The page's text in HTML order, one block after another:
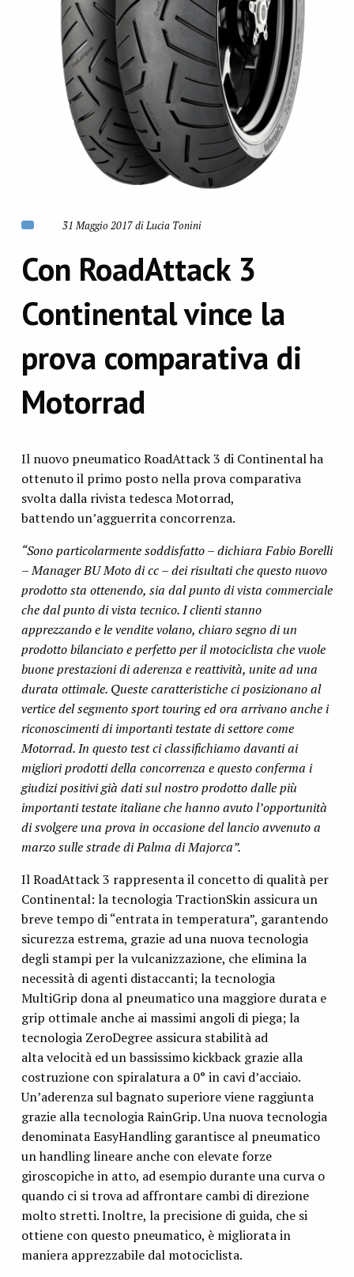
31 Maggio 2017 di Lucia Tonini
Con RoadAttack 3
Continental vince la
prova comparativa di
Motorrad
Il nuovo pneumatico RoadAttack 3 di Continental ha
ottenuto il primo posto nella prova comparativa
svolta dalla rivista tedesca Motorrad,
battendo un’agguerrita concorrenza.
“Sono particolarmente soddisfatto – dichiara Fabio Borelli
– Manager BU Moto di cc – dei risultati che questo nuovo
prodotto sta ottenendo, sia dal punto di vista commerciale
che dal punto di vista tecnico. I clienti stanno
apprezzando e le vendite volano, chiaro segno di un
prodotto bilanciato e perfetto per il motociclista che vuole
buone prestazioni di aderenza e reattività, unite ad una
durata ottimale. Queste caratteristiche ci posizionano al
vertice del segmento sport touring ed ora arrivano anche i
riconoscimenti di importanti testate di settore come
Motorrad. In questo test ci classifichiamo davanti ai
migliori prodotti della concorrenza e questo conferma i
giudizi positivi già dati sul nostro prodotto dalle più
importanti testate italiane che hanno avuto l’opportunità
di svolgere una prova in occasione del lancio avvenuto a
marzo sulle strade di Palma di Majorca”.
Il RoadAttack 3 rappresenta il concetto di qualità per
Continental: la tecnologia TractionSkin assicura un
breve tempo di “entrata in temperatura”, garantendo
sicurezza estrema, grazie ad una nuova tecnologia
degli stampi per la vulcanizzazione, che elimina la
necessità di agenti distaccanti; la tecnologia
MultiGrip dona al pneumatico una maggiore durata e
grip ottimale anche ai massimi angoli di piega; la
tecnologia ZeroDegree assicura stabilità ad
alta velocità ed un bassissimo kickback grazie alla
costruzione con spiralatura a 0° in cavi d’acciaio.
Un’aderenza sul bagnato superiore viene raggiunta
grazie alla tecnologia RainGrip. Una nuova tecnologia
denominata EasyHandling garantisce al pneumatico
un handling lineare anche con elevate forze
giroscopiche in atto, ad esempio durante una curva o
quando ci si trova ad affrontare cambi di direzione
molto stretti. Inoltre, la precisione di guida, che si
ottiene con questo pneumatico, è migliorata in
maniera apprezzabile dal motociclista.